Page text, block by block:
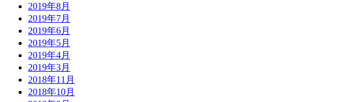
2019年8月
2019年7月
2019年6月
2019年5月
2019年4月
2019年3月
2018年11月
2018年10月